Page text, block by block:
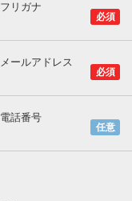
必須
フリガナ
必須
メールアドレス
任意
電話番号